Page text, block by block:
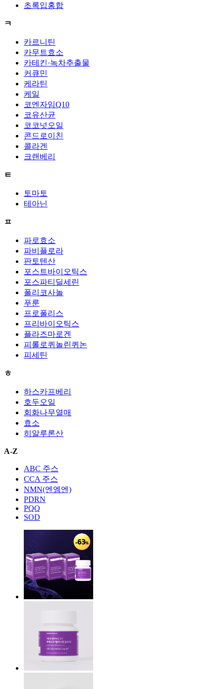
초록입홍합
ㅋ
카르니틴
카무트효소
카테킨·녹차추출물
커큐민
케라틴
케일
코엔자임Q10
코유산균
코코넛오일
콘드로이친
콜라겐
크랜베리
ㅌ
토마토
테아닌
ㅍ
파로효소
파비플로라
판토텐산
포스트바이오틱스
포스파티딜세린
폴리코사놀
푸룬
프로폴리스
프리바이오틱스
플라즈마로겐
피롤로퀴놀린퀴논
피세틴
ㅎ
하스카프베리
호두오일
회화나무열매
효소
히알루론산
A-Z
ABC 주스
CCA 주스
NMN(엔엠엔)
PDRN
PQQ
SOD